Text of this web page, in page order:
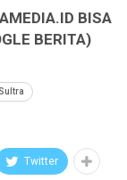
BISA
BERITA)
Sultra
Twitter